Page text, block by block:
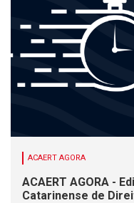
ACAERT AGORA
ACAERT AGORA -
Catarinense de